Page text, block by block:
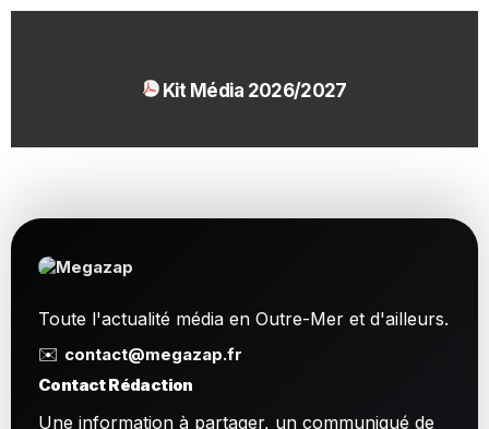
Kit Média 2026/2027
Toute l'actualité média en Outre-Mer et d'ailleurs.
✉️ contact@megazap.fr
Contact Rédaction
Une information à partager, un communiqué de